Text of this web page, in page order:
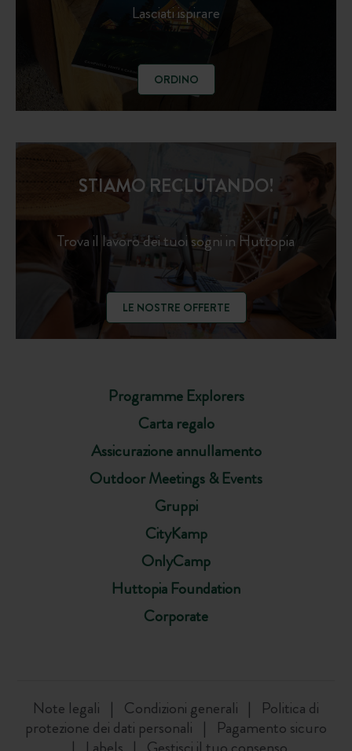
Lasciati ispirare
ORDINO
Programme Explorers
Carta regalo
Assicurazione annullamento
Outdoor Meetings & Events
Gruppi
CityKamp
OnlyCamp
Huttopia Foundation
Corporate
STIAMO RECLUTANDO!
Trova il lavoro dei tuoi sogni in Huttopia
LE NOSTRE OFFERTE
Note legali Condizioni generali
Politica di
protezione dei dati personali
Pagamento sicuro